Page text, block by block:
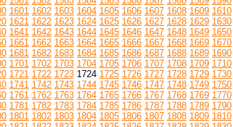
1601 1602 1603 1604 1605 1606 1607 1608 1609 1610
1621 1622 1623 1624 1625 1626 1627 1628 1629 1630
1641 1642 1643 1644 1645 1646 1647 1648 1649 1650
1661 1662 1663 1664 1665 1666 1667 1668 1669 1670
1681 1682 1683 1684 1685 1686 1687 1688 1689 1690
1701 1702 1703 1704 1705 1706 1707 1708 1709 1710
1721 1722 1723 1724 1725 1726 1727 1728 1729 1730
1741 1742 1743 1744 1745 1746 1747 1748 1749 1750
1761 1762 1763 1764 1765 1766 1767 1768 1769 1770
1781 1782 1783 1784 1785 1786 1787 1788 1789 1790
1801 1802 1803 1804 1805 1806 1807 1808 1809 1810